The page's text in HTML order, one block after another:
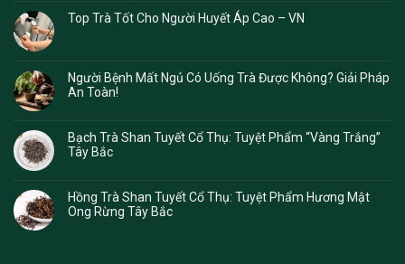
Top Trà Tốt Cho Người Huyết Áp Cao – VN
Người Bệnh Mất Ngủ Có Uống Trà Được Không? Giải Pháp
An Toàn!
Bạch Trà Shan Tuyết Cổ Thụ: Tuyệt Phẩm “Vàng Trắng”
Tây Bắc
Hồng Trà Shan Tuyết Cổ Thụ: Tuyệt Phẩm Hương Mật
Ong Rừng Tây Bắc